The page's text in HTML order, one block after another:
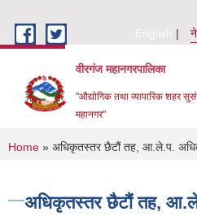
English
वीरगंज महानगरपालिका
"औद्योगिक तथा व्यापारिक शहर
महानगर"
You are here
Home » अधिकृतस्तर छैटौं तह, आ.ले.प.
अधिकृतस्तर छैटौं तह,